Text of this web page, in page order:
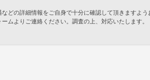
どの詳細情報をご自身で十分に確認して頂きますよう
ムよりご連絡ください。調査の上、対応いたします。